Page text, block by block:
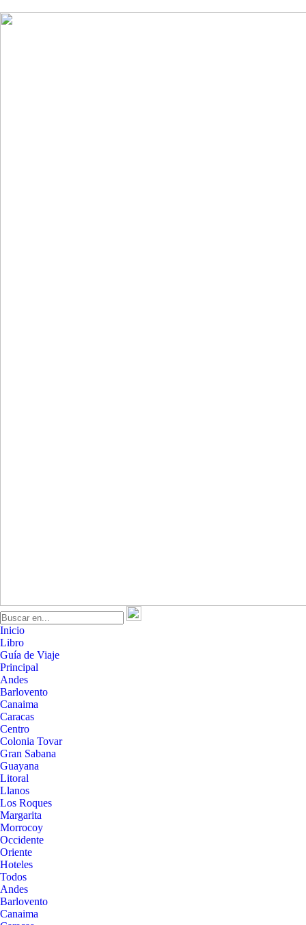
Inicio
Libro
Guía de Viaje
Principal
Andes
Barlovento
Canaima
Caracas
Centro
Colonia Tovar
Gran Sabana
Guayana
Litoral
Llanos
Los Roques
Margarita
Morrocoy
Occidente
Oriente
Hoteles
Todos
Andes
Barlovento
Canaima